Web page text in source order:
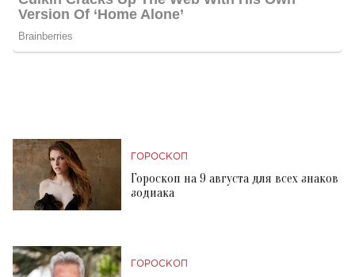
ГОРОСКОП
Гороскоп на 9 августа для всех знаков
зодиака
ГОРОСКОП